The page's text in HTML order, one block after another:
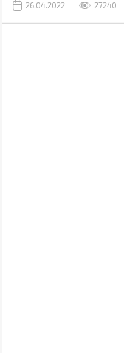
подключении абсолютно
маршрутизатора.
26.04.2022 27240